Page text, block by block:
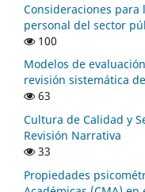
Consideraciones para
personal del sector
100
Modelos de
revisión sistemática
63
Cultura de Calidad y
Revisión Narrativa
33
Propiedades